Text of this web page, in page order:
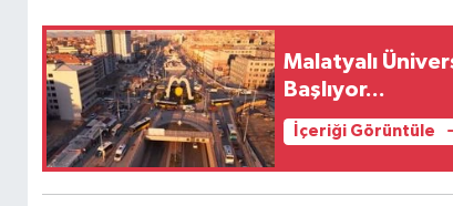
Malatyalı
Başlıyor...
İçeriği Görüntüle